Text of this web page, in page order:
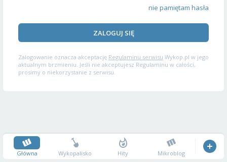
nie pamiętam hasła
ZALOGUJ SIĘ
Zalogowanie oznacza akceptację Regulaminu serwisu Wykop.pl w jego
aktualnym brzmieniu. Jeśli nie akceptujesz Regulaminu w całości,
prosimy o niekorzystanie z serwisu.
Główna Wykopalisko Hity Mikroblog